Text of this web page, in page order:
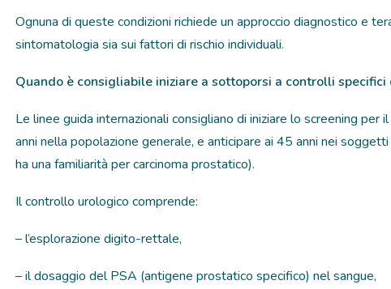
Ognuna di queste condizioni richiede un approccio diagnostico e
sintomatologia sia sui fattori di rischio individuali.
Quando è consigliabile iniziare a sottoporsi a controlli
Le linee guida internazionali consigliano di iniziare lo screening
anni nella popolazione generale, e anticipare ai 45 anni nei
ha una familiarità per carcinoma prostatico).
Il controllo urologico comprende:
– l’esplorazione digito-rettale,
– il dosaggio del PSA (antigene prostatico specifico) nel sangue,